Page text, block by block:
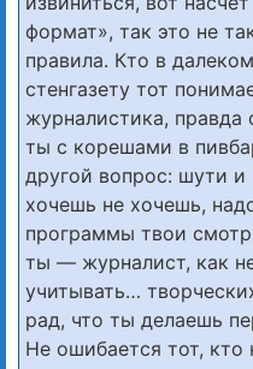
формат», так это не
правила. Кто в
стенгазету тот
журналистика, правда
ты с корешами в
другой вопрос: шути и
хочешь не хочешь,
программы твои
ты — журналист, как
учитывать…
рад, что ты делаешь
Не ошибается тот, кто